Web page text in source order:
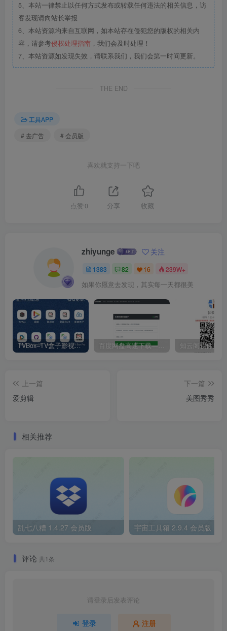
5、本站一律禁止以任何方式发布或转载任何违法的相关信息，访
客发现请向站长举报
6、本站资源均来自互联网，如本站存在侵犯您的版权的相关内
容，请参考侵权处理指南 ，我们会及时处理！
7、本站资源如发现失效，请联系我们，我们会第一时间更新。
THE END
工具APP
# 去广告
# 会员版
喜欢就支持一下吧
点赞 0 分享 收藏
zhiyunge 关注
1383 82 16 239W+
如果你愿意去发现，其实每一天都很美
TVBox–TV盒子影视神器【附视频源和下载地址】【附自带源软件】 百度网盘高速下载——解析站点汇总
上一篇
爱剪辑
下一篇
美图秀秀
相关推荐
乱七八糟 1.4.27 会员版 宇宙工具箱 2.9.4 会员版
评论 共1条
请登录后发表评论
登录 注册